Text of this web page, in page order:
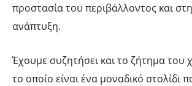
προστασία του περιβάλλοντος και
ανάπτυξη.
Έχουμε συζητήσει και το ζήτημα του
το οποίο είναι ένα μοναδικό στολίδι